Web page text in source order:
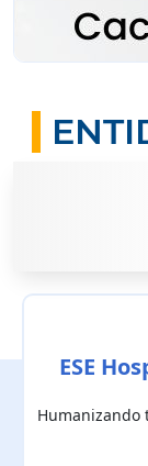
ESE
Humanizando